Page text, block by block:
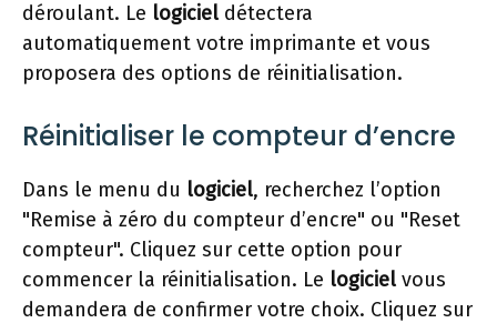
déroulant. Le logiciel détectera
automatiquement votre imprimante et vous
proposera des options de réinitialisation.
Réinitialiser le compteur d’encre
Dans le menu du logiciel, recherchez l’option
"Remise à zéro du compteur d’encre" ou "Reset
compteur". Cliquez sur cette option pour
commencer la réinitialisation. Le logiciel vous
demandera de confirmer votre choix. Cliquez sur